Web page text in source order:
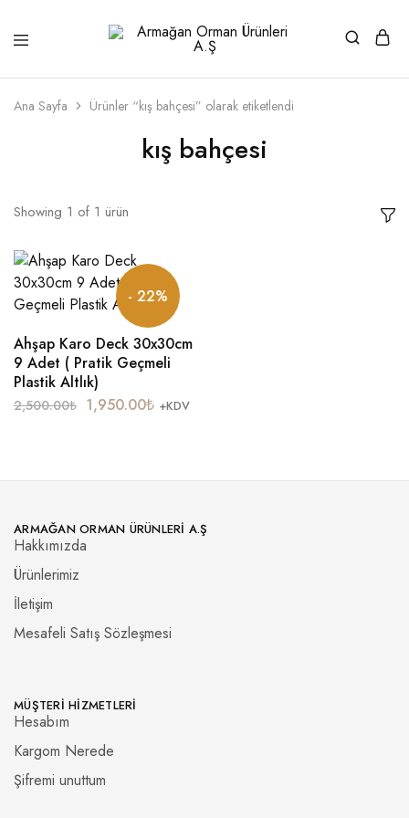
Orman
A.Ş
beri
ahşabın
adresi
Ana Sayfa Ürünler “kış bahçesi” olarak etiketlendi
kış bahçesi
Showing 1 of 1 ürün
- 22%
Ahşap Karo Deck 30x30cm
9 Adet ( Pratik Geçmeli
Plastik Altlık)
2,500.00₺ 1,950.00₺ +KDV
ARMAĞAN ORMAN ÜRÜNLERI A.Ş
Hakkımızda
Ürünlerimiz
İletişim
Mesafeli Satış Sözleşmesi
MÜŞTERI HIZMETLERI
Hesabım
Kargom Nerede
Şifremi unuttum